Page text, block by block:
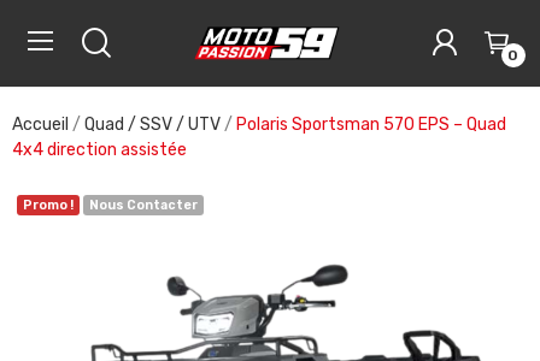
0
Accueil Quad / SSV / UTV
Polaris Sportsman 570 EPS – Quad
4x4 direction assistée
Promo ! Nous Contacter